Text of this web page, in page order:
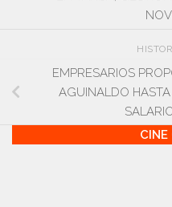
EMPRESARIOS
AGUINALDO
CINE